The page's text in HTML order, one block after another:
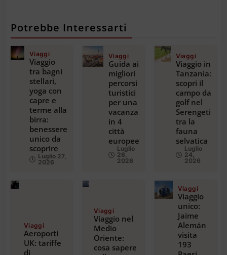
Potrebbe Interessarti
Viaggi
Viaggio
tra bagni
stellari,
yoga con
capre e
terme alla
birra:
benessere
unico da
scoprire
Luglio 27,
2026
Viaggi
Guida ai
migliori
percorsi
turistici
per una
vacanza
in 4
città
europee
Luglio
26,
2026
Viaggi
Viaggio in
Tanzania:
scopri il
campo da
golf nel
Serengeti
tra la
fauna
selvatica
Luglio
24,
2026
Viaggi
Aeroporti
UK: tariffe
di
Viaggi
Viaggio nel
Medio
Oriente:
cosa sapere
Viaggi
Viaggio
unico:
Jaime
Alemán
visita
193